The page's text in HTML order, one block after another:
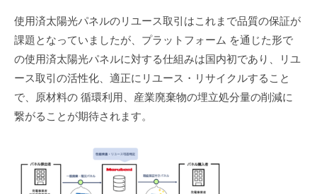
使用済太陽光パネルのリユース取引はこれまで品質の保証が
課題となっていましたが、プラットフォーム を通じた形で
の使用済太陽光パネルに対する仕組みは国内初であり、リユ
ース取引の活性化、適正にリユース・リサイクルすること
で、原材料の 循環利用、産業廃棄物の埋立処分量の削減に
繋がることが期待されます。